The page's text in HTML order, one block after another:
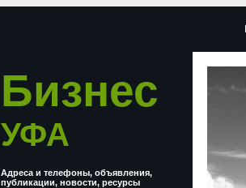
Бизнес
УФА
Адреса и телефоны, объявления,
публикации, новости, ресурсы